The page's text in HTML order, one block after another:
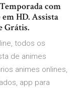
com
HD. Assista
Grátis.
todos os
de animes
animes onlines,
app para